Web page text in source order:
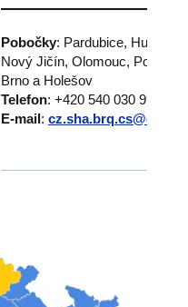
Pobočky: Pardubice,
Nový Jičín, Olomouc, Popůvky,
Brno a Holešov
Telefon: +420 540 030 999
E-mail: